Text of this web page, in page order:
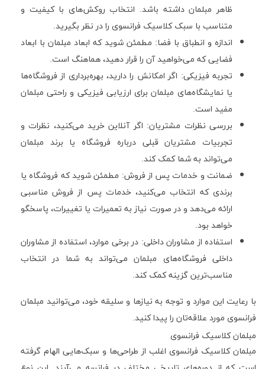
ظاهر مبلمان داشته باشد. انتخاب روکش‌های با کیفیت و
متناسب با سبک کلاسیک فرانسوی را در نظر بگیرید.
اندازه و انطباق با فضا: مطمئن شوید که ابعاد مبلمان با ابعاد
فضایی که می‌خواهید آن را قرار دهید، هماهنگ است.
تجربه فیزیکی: اگر امکانش را دارید، بهره‌برداری از فروشگاه‌ها
یا نمایشگاه‌های مبلمان برای ارزیابی فیزیکی و راحتی مبلمان
مفید است.
بررسی نظرات مشتریان: اگر آنلاین خرید می‌کنید، نظرات و
تجربیات مشتریان قبلی درباره فروشگاه یا برند مبلمان
می‌تواند به شما کمک کند.
ضمانت و خدمات پس از فروش: مطمئن شوید که فروشگاه یا
برندی که انتخاب می‌کنید، خدمات پس از فروش مناسبی
ارائه می‌دهد و در صورت نیاز به تعمیرات یا تغییرات، پاسخگو
خواهد بود.
استفاده از مشاوران داخلی: در برخی موارد، استفاده از مشاوران
داخلی فروشگاه‌های مبلمان می‌تواند به شما در انتخاب
مناسب‌ترین گزینه کمک کند.
با رعایت این موارد و توجه به نیازها و سلیقه خود، می‌توانید مبلمان
فرانسوی مورد علاقه‌تان را پیدا کنید.
مبلمان کلاسیک فرانسوی
مبلمان کلاسیک فرانسوی اغلب از طراحی‌ها و سبک‌هایی الهام گرفته